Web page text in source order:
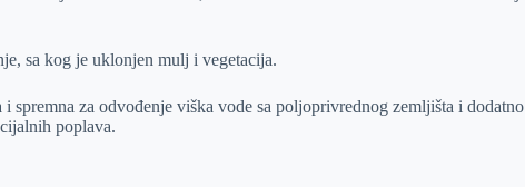
sa kog je uklonjen mulj i vegetacija.
spremna za odvođenje viška vode sa poljoprivrednog zemljišta i dodatno
poplava.